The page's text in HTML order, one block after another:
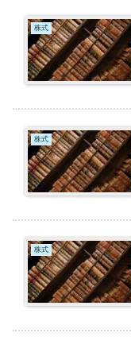
株式
株式
株式